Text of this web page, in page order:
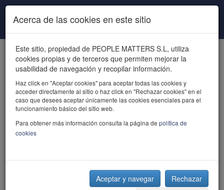
Pasar al contenido principal
powered by talent
Acerca de las cookies en este sitio
Este sitio, propiedad de PEOPLE MATTERS S.L, utiliza
cookies propias y de terceros que permiten mejorar la
usabilidad de navegación y recopilar información.
Haz click en "Aceptar cookies" para aceptar todas las cookies y
acceder directamente al sitio o haz click en "Rechazar cookies" en el
caso que desees aceptar únicamente las cookies esenciales para el
funcionamiento básico del sitio web.
Para obtener más información consulta la página de política de
cookies
Aceptar y navegar
Rechazar